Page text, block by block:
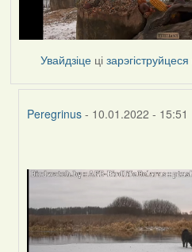
Увайдзіце цізарэгіструйцеся
Peregrinus - 10.01.2022 - 15:51
to
corvus